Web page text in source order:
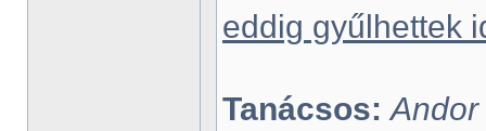
eddig gyűlhettek
Tanácsos: Andor